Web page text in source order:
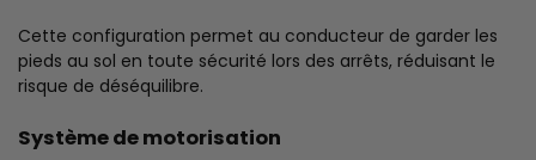
Cette configuration permet au conducteur de garder les
pieds au sol en toute sécurité lors des arrêts, réduisant le
risque de déséquilibre.
Système de motorisation